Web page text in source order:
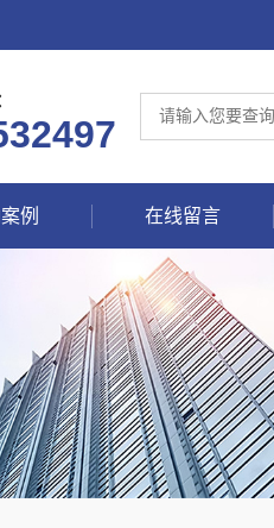
例 在线留言